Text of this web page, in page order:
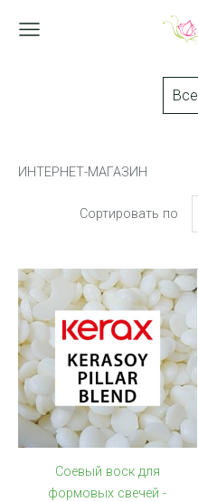
Все
ИНТЕРНЕТ-МАГАЗИН
Сортировать по
Соевый воск для
формовых свечей -